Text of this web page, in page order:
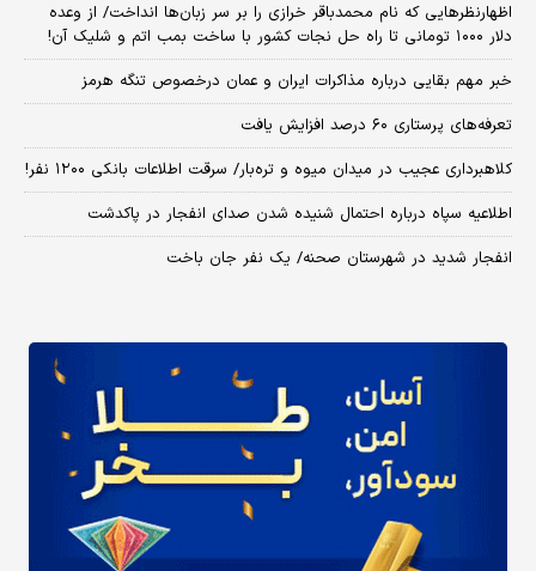
اظهارنظرهایی که نام محمدباقر خرازی را بر سر زبان‌ها انداخت/ از وعده
دلار ۱۰۰۰ تومانی تا راه حل نجات کشور با ساخت بمب اتم و شلیک آن!
خبر مهم بقایی درباره مذاکرات ایران و عمان درخصوص تنگه هرمز
تعرفه‌های پرستاری ۶۰ درصد افزایش یافت
کلاهبرداری عجیب در میدان میوه و تره‌بار/ سرقت اطلاعات بانکی ۱۲۰۰ نفر!
اطلاعیه سپاه درباره احتمال شنیده شدن صدای انفجار در پاکدشت
انفجار شدید در شهرستان صحنه/ یک نفر جان باخت